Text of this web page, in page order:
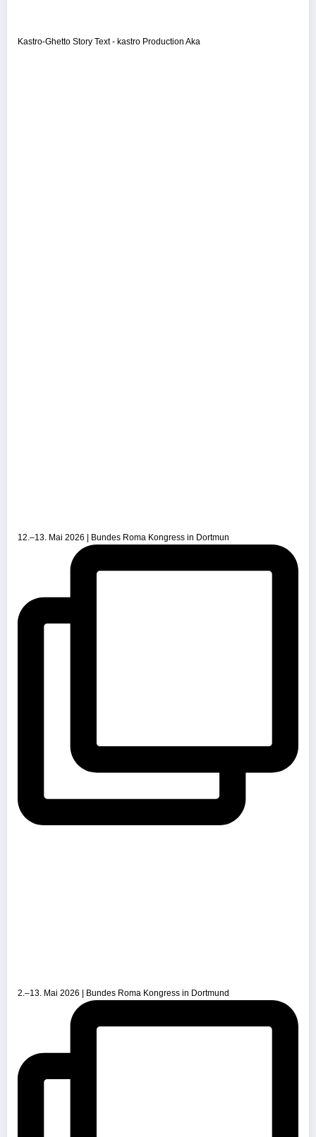
Kastro-Ghetto Story Text - kastro Production Aka
12.–13. Mai 2026 | Bundes Roma Kongress in Dortmun
2.–13. Mai 2026 | Bundes Roma Kongress in Dortmund